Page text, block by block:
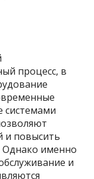
процесс, в
системами
и повысить
Однако именно
и